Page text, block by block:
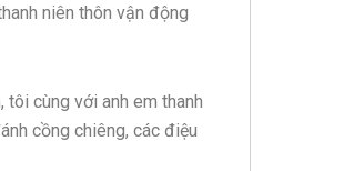
niên thôn vận động
cùng với anh em thanh
cồng chiêng, các điệu